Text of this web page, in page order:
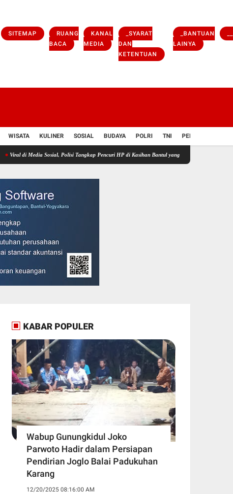
SITEMAP
RUANG
BACA
KANAL
MEDIA
_SYARAT
DAN
KETENTUAN
_BANTUAN
LAINYA
WISATA KULINER SOSIAL BUDAYA POLRI TNI PENDIDIKAN
Sosial, Polisi Tangkap Pencuri HP di Kasihan Bantul yang Beraksi Saat Bonceng Istri dan
KABAR POPULER
Wabup Gunungkidul Joko
Parwoto Hadir dalam Persiapan
Pendirian Joglo Balai Padukuhan
Karang
12/20/2025 08:16:00 AM